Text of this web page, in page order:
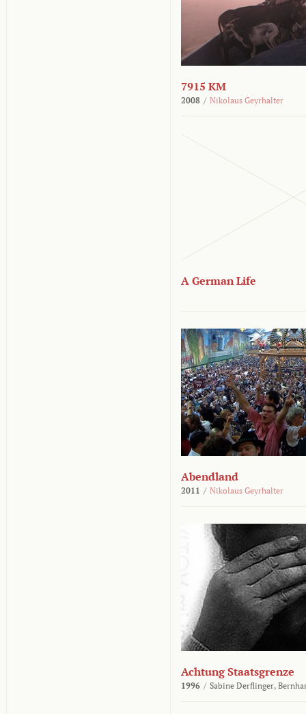
7915 KM
2008 / Nikolaus Geyrhalter
A German Life
Abendland
2011 / Nikolaus Geyrhalter
Achtung Staatsgrenze
1996 / Sabine Derflinger,